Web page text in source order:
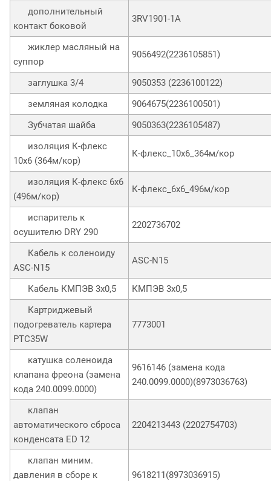
дополнительный
контакт боковой
3RV1901-1A
жиклер масляный на
суппор
9056492(2236105851)
заглушка 3/4
9050353 (2236100122)
земляная колодка
9064675(2236100501)
Зубчатая шайба
9050363(2236105487)
изоляция К-флекс
10х6 (364м/кор)
К-флекс_10х6_364м/кор
изоляция К-флекс 6х6
(496м/кор)
К-флекс_6х6_496м/кор
испаритель к
осушителю DRY 290
2202736702
Кабель к соленоиду
ASC-N15
ASC-N15
Кабель КМПЭВ 3х0,5
КМПЭВ 3х0,5
Картриджевый
подогреватель картера
PTC35W
7773001
катушка соленоида
клапана фреона (замена
кода 240.0099.0000)
9616146 (замена кода
240.0099.0000)(8973036763)
клапан
автоматического сброса
конденсата ED 12
2204213443 (2202754703)
клапан миним.
давления в сборе к
9618211(8973036915)